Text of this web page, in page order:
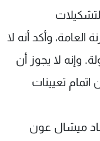
العامة، وأكد أنه لا
وإنه لا يجوز أن
تعيينات
ميشال عون